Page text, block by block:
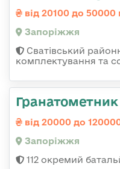
від 20100 до 50000
Запоріжжя
Сватівський
комплектування та
Гранатометник
від 20000 до
Запоріжжя
112 окремий